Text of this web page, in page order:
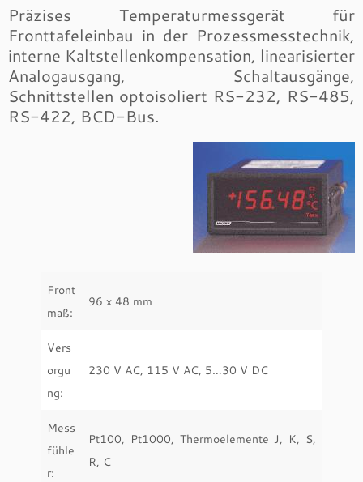
Präzises Temperaturmessgerät für
Fronttafeleinbau in der Prozessmesstechnik,
interne Kaltstellenkompensation, linearisierter
Analogausgang, Schaltausgänge,
Schnittstellen optoisoliert RS-232, RS-485,
RS-422, BCD-Bus.
Front
maß:
96 x 48 mm
Vers
orgu
ng:
230 V AC, 115 V AC, 5…30 V DC
Mess
fühle
r:
Pt100, Pt1000, Thermoelemente J, K, S,
R, C